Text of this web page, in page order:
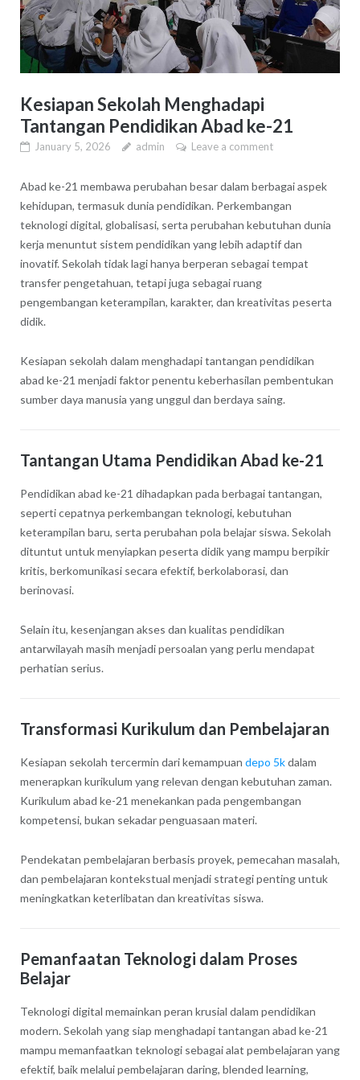
Kesiapan Sekolah Menghadapi
Tantangan Pendidikan Abad ke-21
January 5, 2026 admin Leave a comment
Abad ke-21 membawa perubahan besar dalam berbagai aspek
kehidupan, termasuk dunia pendidikan. Perkembangan
teknologi digital, globalisasi, serta perubahan kebutuhan dunia
kerja menuntut sistem pendidikan yang lebih adaptif dan
inovatif. Sekolah tidak lagi hanya berperan sebagai tempat
transfer pengetahuan, tetapi juga sebagai ruang
pengembangan keterampilan, karakter, dan kreativitas peserta
didik.
Kesiapan sekolah dalam menghadapi tantangan pendidikan
abad ke-21 menjadi faktor penentu keberhasilan pembentukan
sumber daya manusia yang unggul dan berdaya saing.
Tantangan Utama Pendidikan Abad ke-21
Pendidikan abad ke-21 dihadapkan pada berbagai tantangan,
seperti cepatnya perkembangan teknologi, kebutuhan
keterampilan baru, serta perubahan pola belajar siswa. Sekolah
dituntut untuk menyiapkan peserta didik yang mampu berpikir
kritis, berkomunikasi secara efektif, berkolaborasi, dan
berinovasi.
Selain itu, kesenjangan akses dan kualitas pendidikan
antarwilayah masih menjadi persoalan yang perlu mendapat
perhatian serius.
Transformasi Kurikulum dan Pembelajaran
Kesiapan sekolah tercermin dari kemampuan depo 5kdalam
menerapkan kurikulum yang relevan dengan kebutuhan zaman.
Kurikulum abad ke-21 menekankan pada pengembangan
kompetensi, bukan sekadar penguasaan materi.
Pendekatan pembelajaran berbasis proyek, pemecahan masalah,
dan pembelajaran kontekstual menjadi strategi penting untuk
meningkatkan keterlibatan dan kreativitas siswa.
Pemanfaatan Teknologi dalam Proses
Belajar
Teknologi digital memainkan peran krusial dalam pendidikan
modern. Sekolah yang siap menghadapi tantangan abad ke-21
mampu memanfaatkan teknologi sebagai alat pembelajaran yang
efektif, baik melalui pembelajaran daring, blended learning,